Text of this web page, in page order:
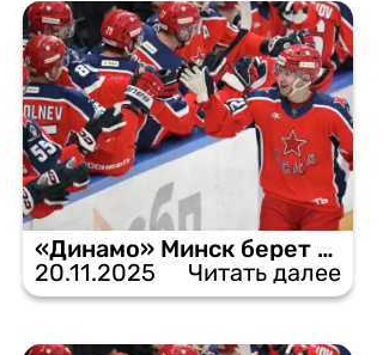
«Динамо» Минск берет реванш у ЦСКА за домашнее поражение.
20.11.2025
Читать далее